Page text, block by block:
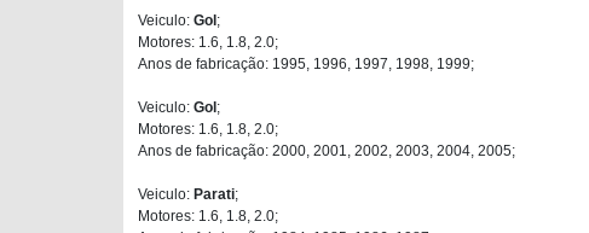
Veiculo: Gol;
Motores: 1.6, 1.8, 2.0;
Anos de fabricação: 1995, 1996, 1997, 1998, 1999;
Veiculo: Gol;
Motores: 1.6, 1.8, 2.0;
Anos de fabricação: 2000, 2001, 2002, 2003, 2004, 2005;
Veiculo: Parati;
Motores: 1.6, 1.8, 2.0;